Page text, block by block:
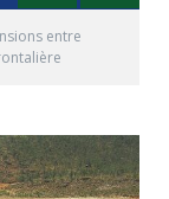
entre